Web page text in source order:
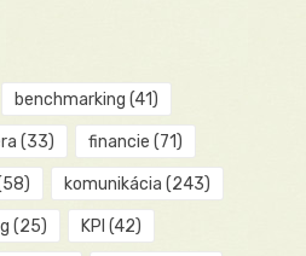
benchmarking (41)
(33) financie (71)
komunikácia (243)
(25) KPI (42)